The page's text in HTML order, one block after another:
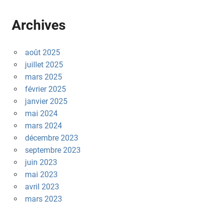
Archives
août 2025
juillet 2025
mars 2025
février 2025
janvier 2025
mai 2024
mars 2024
décembre 2023
septembre 2023
juin 2023
mai 2023
avril 2023
mars 2023